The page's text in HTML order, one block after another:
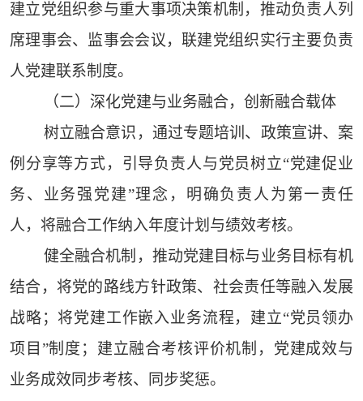
建立党组织参与重大事项决策机制，推动负责人列
席理事会、监事会会议，联建党组织实行主要负责
人党建联系制度。
（二）深化党建与业务融合，创新融合载体
树立融合意识，通过专题培训、政策宣讲、案
例分享等方式，引导负责人与党员树立“党建促业
务、业务强党建”理念，明确负责人为第一责任
人，将融合工作纳入年度计划与绩效考核。
健全融合机制，推动党建目标与业务目标有机
结合，将党的路线方针政策、社会责任等融入发展
战略；将党建工作嵌入业务流程，建立“党员领办
项目”制度；建立融合考核评价机制，党建成效与
业务成效同步考核、同步奖惩。